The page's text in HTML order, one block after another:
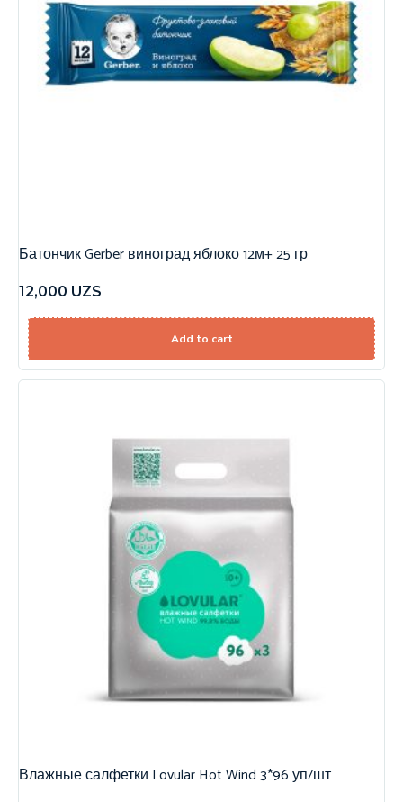
Батончик Gerber виноград яблоко 12м+ 25 гр
12,000 UZS
Add to cart
Влажные салфетки Lovular Hot Wind 3*96 уп/шт